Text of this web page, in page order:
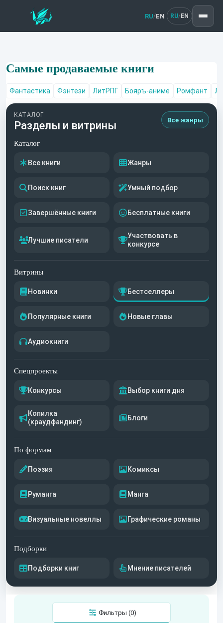
RU/EN RU/ EN
Самые продаваемые книги
Фантастика Фэнтези ЛитРПГ Бояръ-аниме Ромфант
КАТАЛОГ
Разделы и витрины Все жанры
Каталог
Все книги Жанры
Поиск книг Умный подбор
Завершённые книги Бесплатные книги
Лучшие писатели
Участвовать в
конкурсе
Витрины
Новинки Бестселлеры
Популярные книги Новые главы
Аудиокниги
Спецпроекты
Конкурсы Выбор книги дня
Копилка
(краудфандинг)
Блоги
По формам
Поэзия Комиксы
Руманга Манга
Визуальные новеллы Графические романы
Подборки
Подборки книг Мнение писателей
Фильтры (0)